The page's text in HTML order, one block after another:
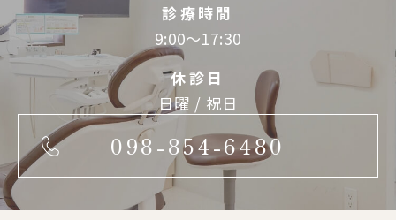
診療時間
9:00～17:30
休診日
日曜 / 祝日
098-854-6480